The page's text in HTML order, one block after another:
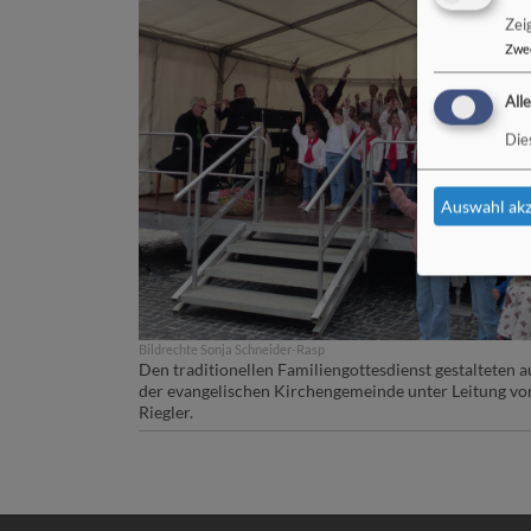
Bildrechte Sonja Schneider-Rasp
Den traditionellen Familiengottesdienst gestalteten
der evangelischen Kirchengemeinde unter Leitung
Riegler.
Auswahl